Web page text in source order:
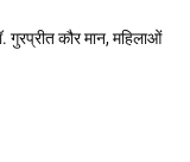
गुरप्रीत कौर मान, महिलाओं